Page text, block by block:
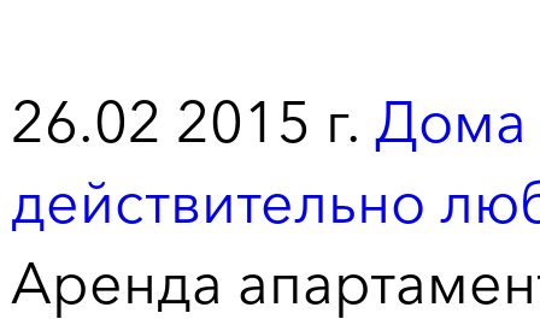
26.02 2015 г. Дома
действительно
Аренда